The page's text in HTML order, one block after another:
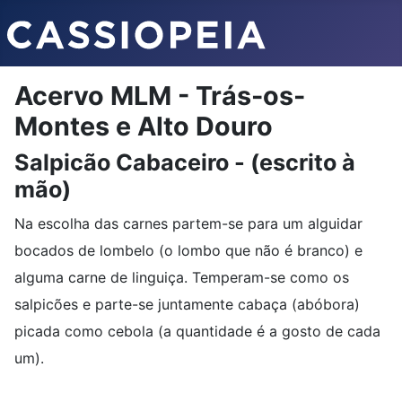
Acervo MLM - Trás-os-
Montes e Alto Douro
Salpicão Cabaceiro - (escrito à
mão)
Na escolha das carnes partem-se para um alguidar
bocados de lombelo (o lombo que não é branco) e
alguma carne de linguiça. Temperam-se como os
salpicões e parte-se juntamente cabaça (abóbora)
picada como cebola (a quantidade é a gosto de cada
um).